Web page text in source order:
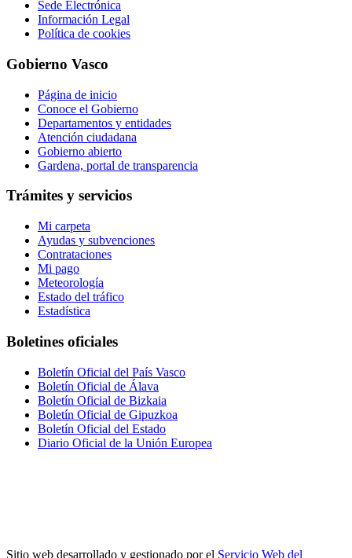
Sede Electrónica
Información Legal
Política de cookies
Gobierno Vasco
Página de inicio
Conoce el Gobierno
Departamentos y entidades
Atención ciudadana
Gobierno abierto
Gardena, portal de transparencia
Trámites y servicios
Mi carpeta
Ayudas y subvenciones
Contrataciones
Mi pago
Meteorología
Estado del tráfico
Estadística
Boletines oficiales
Boletín Oficial del País Vasco
Boletín Oficial de Álava
Boletín Oficial de Bizkaia
Boletín Oficial de Gipuzkoa
Boletín Oficial del Estado
Diario Oficial de la Unión Europea
Sitio web desarrollado y gestionado por el Servicio Web del